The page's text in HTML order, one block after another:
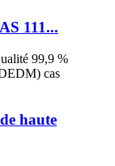
111...
haute